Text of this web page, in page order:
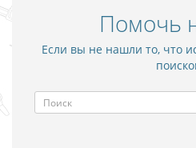
Помочь
Если вы не нашли то, что